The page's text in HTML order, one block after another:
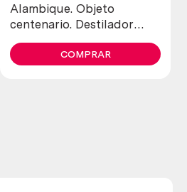
Alambique. Objeto
centenario. Destilador
fabricado en pesado
cobre. 80 litros.
COMPRAR